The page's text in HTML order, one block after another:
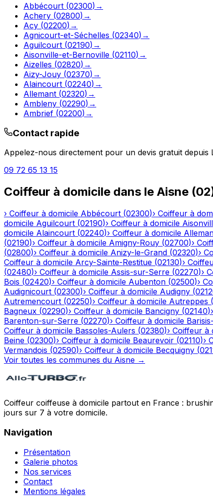
Abbécourt (02300) →
Achery (02800) →
Acy (02200) →
Agnicourt-et-Séchelles (02340) →
Aguilcourt (02190) →
Aisonville-et-Bernoville (02110) →
Aizelles (02820) →
Aizy-Jouy (02370) →
Alaincourt (02240) →
Allemant (02320) →
Ambleny (02290) →
Ambrief (02200) →
Contact rapide
Appelez-nous directement pour un devis gratuit depuis
09 72 65 13 15
Coiffeur à domicile dans le Aisne (02
› Coiffeur à domicile Abbécourt (02300)› Coiffeur à
domicile Aguilcourt (02190)› Coiffeur à domicile
domicile Alaincourt (02240)› Coiffeur à domicile
(02190)› Coiffeur à domicile Amigny-Rouy (02700)›
(02800)› Coiffeur à domicile Anizy-le-Grand (02320)›
Coiffeur à domicile Arcy-Sainte-Restitue (02130)›
(02480)› Coiffeur à domicile Assis-sur-Serre (02270)›
Bois (02420)› Coiffeur à domicile Aubenton (02500)›
Audignicourt (02300)› Coiffeur à domicile Audigny (
Autremencourt (02250)› Coiffeur à domicile Autreppes (
Bagneux (02290)› Coiffeur à domicile Bancigny (02140)›
Barenton-sur-Serre (02270)› Coiffeur à domicile
Coiffeur à domicile Bassoles-Aulers (02380)› Coiffeur à
Beine (02300)› Coiffeur à domicile Beaurevoir (02110)›
Vermandois (02590)› Coiffeur à domicile Becquigny (
Voir toutes les communes du Aisne →
Coiffeur coiffeuse à domicile partout en France :
jours sur 7 à votre domicile.
Navigation
Présentation
Galerie photos
Nos services
Contact
Mentions légales